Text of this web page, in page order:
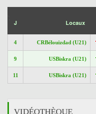
J Locaux
4 CRBélouizdad (U21)
9 USBiskra (U21)
11 USBiskra (U21)
VIDÉOTHÈQUE